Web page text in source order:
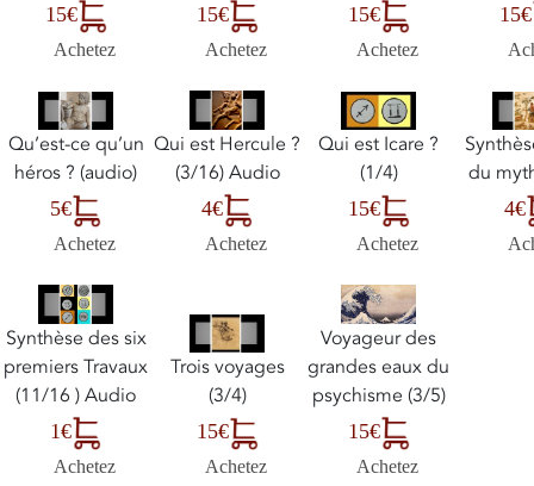
15€
Achetez
15€
Achetez
15€
Achetez
15€
Qu’est-ce qu’un
héros ? (audio)
5€
Achetez
Qui est Hercule ?
(3/16) Audio
4€
Achetez
Qui est Icare ?
(1/4)
15€
Achetez
du
4€
Synthèse des six
premiers Travaux
(11/16 ) Audio
1€
Achetez
Trois voyages
(3/4)
15€
Achetez
Voyageur des
grandes eaux du
psychisme (3/5)
15€
Achetez